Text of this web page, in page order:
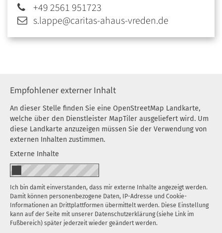
+49 2561 951723
s.lappe@caritas-ahaus-vreden.de
Empfohlener externer Inhalt
An dieser Stelle finden Sie eine OpenStreetMap Landkarte,
welche über den Dienstleister MapTiler ausgeliefert wird. Um
diese Landkarte anzuzeigen müssen Sie der Verwendung von
externen Inhalten zustimmen.
Externe Inhalte
Ich bin damit einverstanden, dass mir externe Inhalte angezeigt werden.
Damit können personenbezogene Daten, IP-Adresse und Cookie-
Informationen an Drittplattformen übermittelt werden. Diese Einstellung
kann auf der Seite mit unserer Datenschutzerklärung (siehe Link im
Fußbereich) später jederzeit wieder geändert werden.